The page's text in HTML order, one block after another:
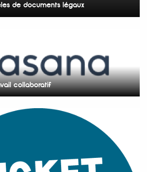
de documents légaux
collaboratif